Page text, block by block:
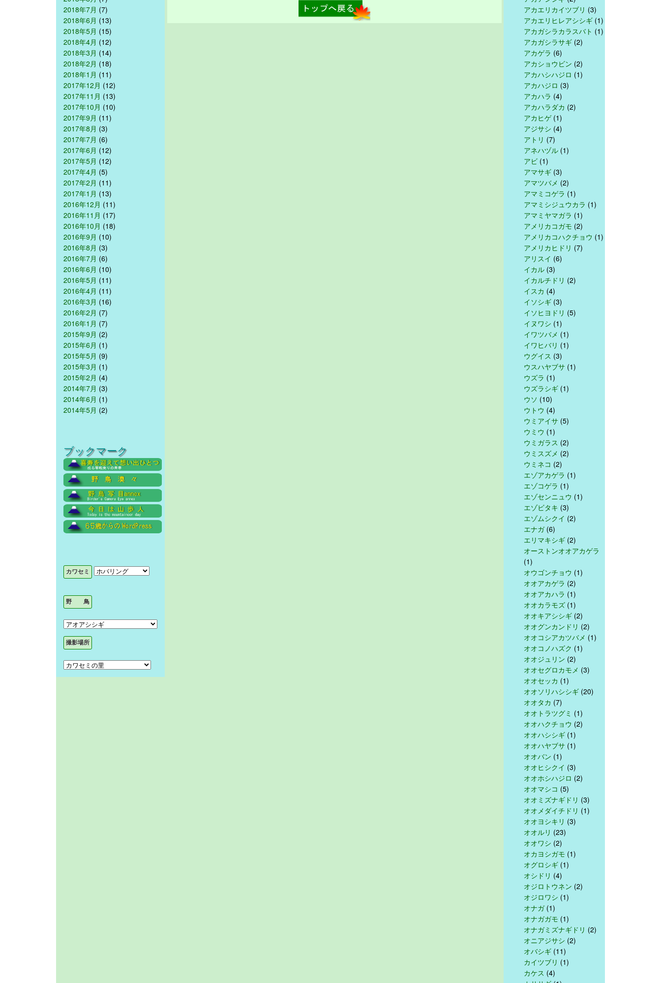
2018年7月 (7)
2018年6月 (13)
2018年5月 (15)
2018年4月 (12)
2018年3月 (14)
2018年2月 (18)
2018年1月 (11)
2017年12月 (12)
2017年11月 (13)
2017年10月 (10)
2017年9月 (11)
2017年8月 (3)
2017年7月 (6)
2017年6月 (12)
2017年5月 (12)
2017年4月 (5)
2017年2月 (11)
2017年1月 (13)
2016年12月 (11)
2016年11月 (17)
2016年10月 (18)
2016年9月 (10)
2016年8月 (3)
2016年7月 (6)
2016年6月 (10)
2016年5月 (11)
2016年4月 (11)
2016年3月 (16)
2016年2月 (7)
2016年1月 (7)
2015年9月 (2)
2015年6月 (1)
2015年5月 (9)
2015年3月 (1)
2015年2月 (4)
2014年7月 (3)
2014年6月 (1)
2014年5月 (2)
ブックマーク
アカエリカイツブリ (3)
アカエリヒレアシシギ (1)
アカガシラカラスバト (1)
アカガシラサギ (2)
アカゲラ (6)
アカショウビン (2)
アカハシハジロ (1)
アカハジロ (3)
アカハラ (4)
アカハラダカ (2)
アカヒゲ(1)
アジサシ (4)
アトリ (7)
アネハヅル (1)
アビ (1)
アマサギ (3)
アマツバメ (2)
アマミコゲラ (1)
アマミシジュウカラ (1)
アマミヤマガラ (1)
アメリカコガモ (2)
アメリカコハクチョウ (1)
アメリカヒドリ (7)
アリスイ (6)
イカル (3)
イカルチドリ (2)
イスカ (4)
イソシギ (3)
イソヒヨドリ (5)
イヌワシ (1)
イワツバメ (1)
イワヒバリ (1)
ウグイス (3)
ウスハヤブサ (1)
ウズラ (1)
ウズラシギ (1)
ウソ (10)
ウトウ (4)
ウミアイサ (5)
ウミウ (1)
ウミガラス (2)
ウミスズメ (2)
ウミネコ (2)
エゾアカゲラ (1)
エゾコゲラ (1)
エゾセンニュウ (1)
エゾビタキ (3)
エゾムシクイ (2)
エナガ(6)
エリマキシギ (2)
オーストンオオアカゲラ
(1)
オウゴンチョウ (1)
オオアカゲラ (2)
オオアカハラ (1)
オオカラモズ (1)
オオキアシシギ (2)
オオグンカンドリ (2)
オオコシアカツバメ (1)
オオコノハズク (1)
オオジュリン (2)
オオセグロカモメ (3)
オオセッカ (1)
オオソリハシシギ (20)
オオタカ (7)
オオトラツグミ (1)
オオハクチョウ (2)
オオハシシギ (1)
オオハヤブサ (1)
オオバン (1)
オオヒシクイ (3)
オオホシハジロ (2)
オオマシコ (5)
オオミズナギドリ (3)
オオメダイチドリ (1)
オオヨシキリ (3)
オオルリ (23)
オオワシ (2)
オカヨシガモ (1)
オグロシギ (1)
オシドリ (4)
オジロトウネン (2)
オジロワシ (1)
オナガ(1)
オナガガモ (1)
オナガミズナギドリ (2)
オニアジサシ (2)
オバシギ (11)
カイツブリ (1)
カケス (4)